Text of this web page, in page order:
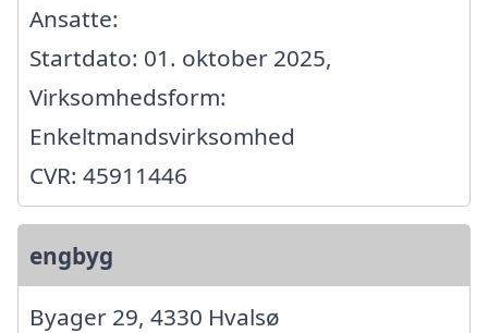
Ansatte:
Startdato: 01. oktober 2025,
Virksomhedsform:
Enkeltmandsvirksomhed
CVR: 45911446
engbyg
Byager 29, 4330 Hvalsø